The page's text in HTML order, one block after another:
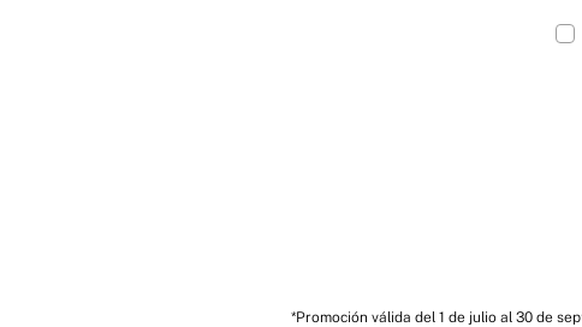
*Promoción válida del 1 de julio al 30 de